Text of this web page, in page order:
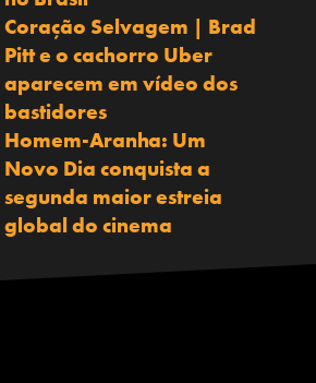
Coração Selvagem | Brad
Pitt e o cachorro Uber
aparecem em vídeo dos
bastidores
Homem-Aranha: Um
Novo Dia conquista a
segunda maior estreia
global do cinema